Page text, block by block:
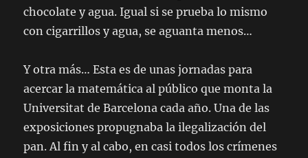
chocolate y agua. Igual si se prueba lo mismo
con cigarrillos y agua, se aguanta menos…
Y otra más… Esta es de unas jornadas para
acercar la matemática al público que monta la
Universitat de Barcelona cada año. Una de las
exposiciones propugnaba la ilegalización del
pan. Al fin y al cabo, en casi todos los crímenes